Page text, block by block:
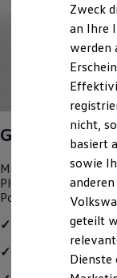
Laden
Batterie
Kosten
E-
ID.
Golf GTE
Mit der Fusion aus
Plug-in-Hybrid eine
Power auf die
✓
4
✓
Stoßfänger in
Zweck
an Ihre
werden
nicht,
basiert
sowie
geteilt
Dienste